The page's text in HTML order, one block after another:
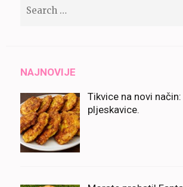
NAJNOVIJE
Tikvice na novi
pljeskavice.